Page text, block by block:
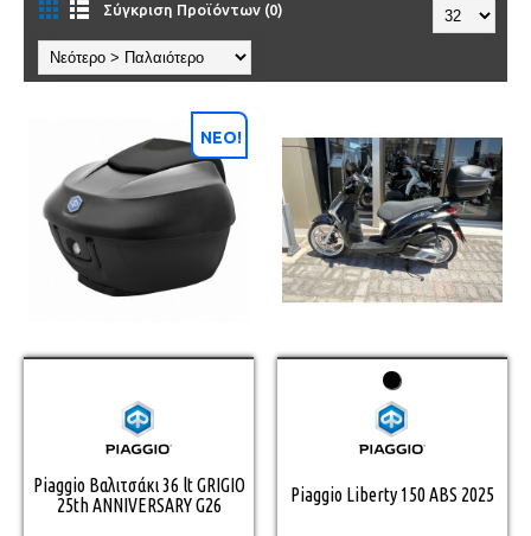
Σύγκριση Προϊόντων (0)
ΝΕΟ!
Piaggio Βαλιτσάκι 36 lt GRIGIO
25th ANNIVERSARY G26
Piaggio Liberty 150 ABS 2025